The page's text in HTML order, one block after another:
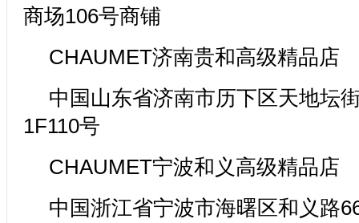
商场106号商铺
CHAUMET济南贵和高级精品店
中国山东省济南市历下区天地坛
1F110号
CHAUMET宁波和义高级精品店
中国浙江省宁波市海曙区和义路